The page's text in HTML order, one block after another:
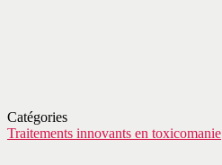
Catégories
Traitements innovants en toxicomanie